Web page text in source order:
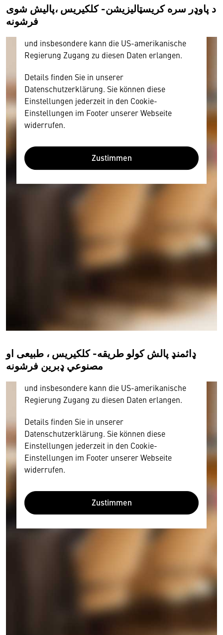
د پاوډر سره کریسټالیزیشن- کلکیریس ،پالیش شوی
فرشونه
amerikanischen Anbietern austauscht.
Diese Daten unterliegen keinem dem EU-
Datenschutzrecht angemessenen Schutzniveau
und insbesondere kann die US-amerikanische
Regierung Zugang zu diesen Daten erlangen.
Details finden Sie in unserer
Datenschutzerklärung. Sie können diese
Einstellungen jederzeit in den Cookie-
Einstellungen im Footer unserer Webseite
widerrufen.
Zustimmen
ډائمنډ پالش کولو طریقه- کلکیریس ، طبیعی او
مصنوعي ډبرین فرشونه
Wir benötigen Ihre Zustimmung
Hier würden wir Ihnen gerne einen externen
Inhalt anzeigen. Dafür benötigen wir allerdings
Ihre Zustimmung, da Ihr Browser
personenbezogene technische Daten zu Geräten
amerikanischen Anbietern austauscht.
Diese Daten unterliegen keinem dem EU-
Datenschutzrecht angemessenen Schutzniveau
und insbesondere kann die US-amerikanische
Regierung Zugang zu diesen Daten erlangen.
Details finden Sie in unserer
Datenschutzerklärung. Sie können diese
Einstellungen jederzeit in den Cookie-
Einstellungen im Footer unserer Webseite
widerrufen.
Zustimmen